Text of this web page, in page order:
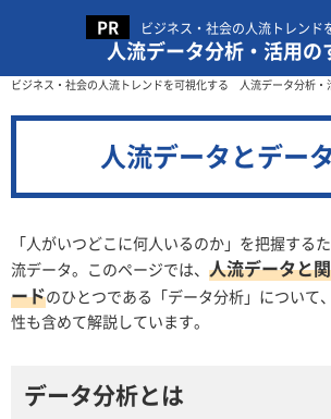
ビジネス・社会の人流トレンド
人流データ分析・活用の
ビジネス・社会の人流トレンドを可視化する 人流データ分析・
人流データとデー
「人がいつどこに何人いるのか」を把握する
流データ。このページでは、 人流データと
ードのひとつである「データ分析」について
性も含めて解説しています。
データ分析とは